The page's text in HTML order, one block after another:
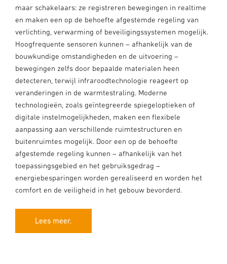
maar schakelaars: ze registreren bewegingen in realtime
en maken een op de behoefte afgestemde regeling van
verlichting, verwarming of beveiligingssystemen mogelijk.
Hoogfrequente sensoren kunnen – afhankelijk van de
bouwkundige omstandigheden en de uitvoering –
bewegingen zelfs door bepaalde materialen heen
detecteren, terwijl infraroodtechnologie reageert op
veranderingen in de warmtestraling. Moderne
technologieën, zoals geïntegreerde spiegeloptieken of
digitale instelmogelijkheden, maken een flexibele
aanpassing aan verschillende ruimtestructuren en
buitenruimtes mogelijk. Door een op de behoefte
afgestemde regeling kunnen – afhankelijk van het
toepassingsgebied en het gebruiksgedrag –
energiebesparingen worden gerealiseerd en worden het
comfort en de veiligheid in het gebouw bevorderd.
Lees meer.